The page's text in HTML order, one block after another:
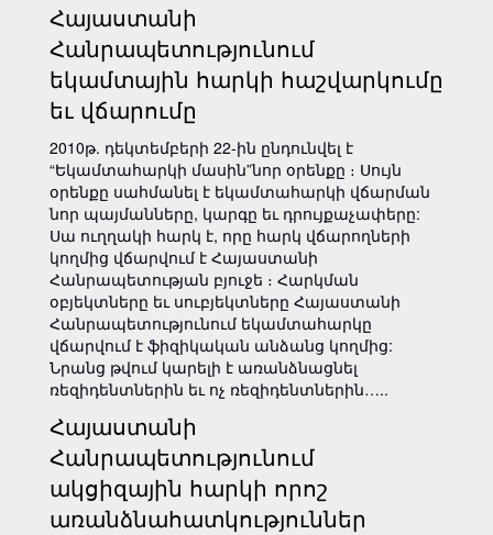
Հայաստանի
Հանրապետությունում
եկամտային հարկի հաշվարկումը
եւ վճարումը
2010թ. դեկտեմբերի 22-ին ընդունվել է
“Եկամտահարկի մասին”նոր օրենքը ։ Սույն
օրենքը սահմանել է եկամտահարկի վճարման
նոր պայմանները, կարգը եւ դրույքաչափերը:
Սա ուղղակի հարկ է, որը հարկ վճարողների
կողմից վճարվում է Հայաստանի
Հանրապետության բյուջե ։ Հարկման
օբյեկտները եւ սուբյեկտները Հայաստանի
Հանրապետությունում եկամտահարկը
վճարվում է ֆիզիկական անձանց կողմից:
Նրանց թվում կարելի է առանձնացնել
ռեզիդենտներին եւ ոչ ռեզիդենտներին…..
Հայաստանի
Հանրապետությունում
ակցիզային հարկի որոշ
առանձնահատկություններ